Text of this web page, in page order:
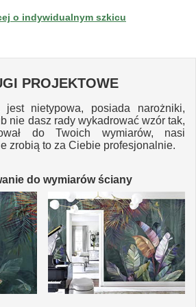
o indywidualnym szkicu
PROJEKTOWE
nietypowa, posiada narożniki,
nie dasz rady wykadrować wzór tak,
do Twoich wymiarów, nasi
zrobią to za Ciebie profesjonalnie.
do wymiarów ściany